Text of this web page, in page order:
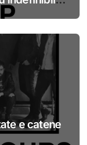
e catene